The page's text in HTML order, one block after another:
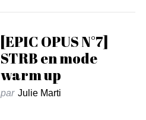
[EPIC OPUS N°7]
STRB en mode
warm up
par Julie Marti